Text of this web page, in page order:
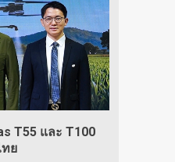
T55 และ T100
ทย